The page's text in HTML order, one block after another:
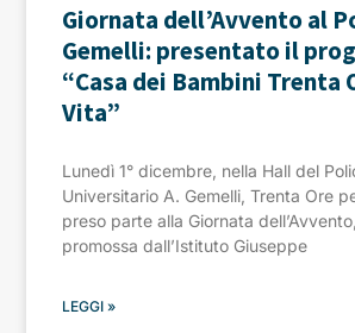
Giornata dell’Avvento al
Gemelli: presentato il
“Casa dei Bambini Trenta
Vita”
Lunedì 1° dicembre, nella Hall del
Universitario A. Gemelli, Trenta Ore
preso parte alla Giornata
promossa dall’Istituto Giuseppe
LEGGI »